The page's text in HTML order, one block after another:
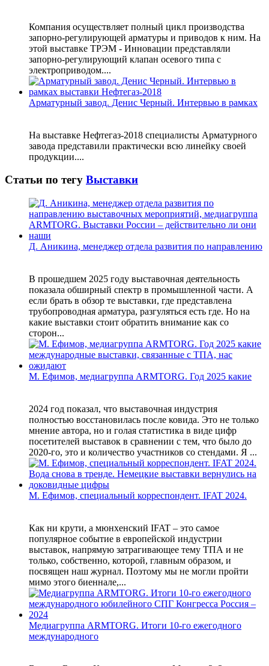
Компания осуществляет полный цикл производства
запорно-регулирующей арматуры и приводов к ним. На
этой выставке ТРЭМ - Инновации представляли
запорно-регулирующий клапан осевого типа с
электроприводом....
Арматурный завод. Денис Черный. Интервью в рамках
На выставке Нефтегаз-2018 специалисты Арматурного
завода представили практически всю линейку своей
продукции....
Статьи по тегу Выставки
Д. Аникина, менеджер отдела развития по направлению
В прошедшем 2025 году выставочная деятельность
показала обширный спектр в промышленной части. А
если брать в обзор те выставки, где представлена
трубопроводная арматура, разгуляться есть где. Но на
какие выставки стоит обратить внимание как со
сторон...
М. Ефимов, медиагруппа ARMTORG. Год 2025 какие
2024 год показал, что выставочная индустрия
полностью восстановилась после ковида. Это не только
мнение автора, но и голая статистика в виде цифр
посетителей выставок в сравнении с тем, что было до
2020-го, это и количество участников со стендами. Я ...
М. Ефимов, специальный корреспондент. IFAT 2024.
Как ни крути, а мюнхенский IFAT – это самое
популярное событие в европейской индустрии
выставок, напрямую затрагивающее тему ТПА и не
только, собственно, которой, главным образом, и
посвящен наш журнал. Поэтому мы не могли пройти
мимо этого биеннале,...
Медиагруппа ARMTORG. Итоги 10-го ежегодного
международного